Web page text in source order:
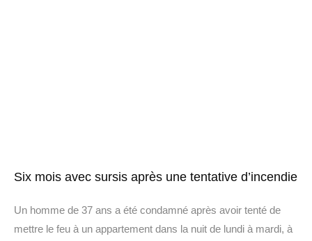
Six mois avec sursis après une tentative d’incendie
Un homme de 37 ans a été condamné après avoir tenté de
mettre le feu à un appartement dans la nuit de lundi à mardi, à